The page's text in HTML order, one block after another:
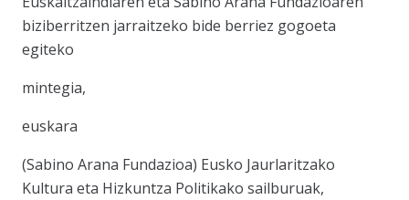
biziberritzen jarraitzeko bide berriez gogoeta
egiteko
mintegia,
euskara
(Sabino Arana Fundazioa) Eusko Jaurlaritzako
Kultura eta Hizkuntza Politikako sailburuak,